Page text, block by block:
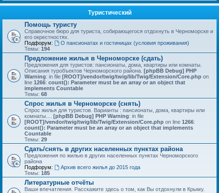
Туристический
Помощь туристу
Справочное бюро для туриста, собирающегося отдохнуть в Черноморске и
его окрестностях.
Подфорум:
О пансионатах и гостиницах (условия проживания)
Темы: 194
Предложение жилья в Черноморске (сдать)
Предложения для туристов: пансионаты, дома, квартиры или комнаты.
Описания туробъектов Черноморского района. [phpBB Debug] PHP
Warning: in file [ROOT]/vendor/twig/twig/lib/Twig/Extension/Core.php on
line 1266: count(): Parameter must be an array or an object that
implements Countable
Темы: 68
Спрос жилья в Черноморске (снять)
Спрос жилья для туристов. Варианты : пансионаты, дома, квартиры или
комнаты.... [phpBB Debug] PHP Warning: in file
[ROOT]/vendor/twig/twig/lib/Twig/Extension/Core.php on line 1266:
count(): Parameter must be an array or an object that implements
Countable
Темы: 29
Сдать/снять в других населенных пунктах района
Предложения по жилью в других населенных пунктах Черноморского
района
Подфорум:
Архив всего жилья до 2015 года
Темы: 185
Литературные отчёты
Ваши впечатления. Расскажите здесь о том, как Вы отдохнули в Крыму.